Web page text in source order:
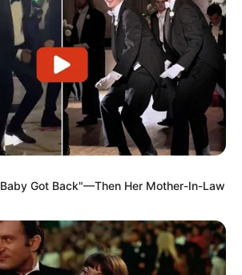
Got Back"—Then Her Mother-In-Law